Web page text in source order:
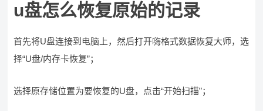
u盘怎么恢复原始的记录
首先将U盘连接到电脑上，然后打开嗨格式数据恢复大师，选
择“U盘/内存卡恢复”；
选择原存储位置为要恢复的U盘，点击“开始扫描”；